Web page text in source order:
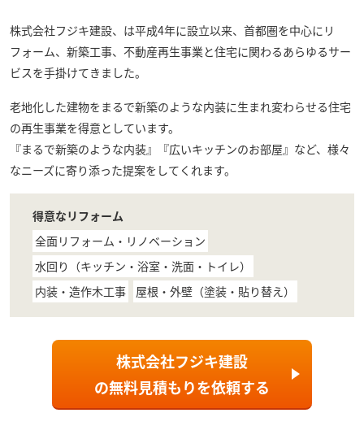
株式会社フジキ建設、は平成4年に設立以来、首都圏を中心にリ
フォーム、新築工事、不動産再生事業と住宅に関わるあらゆるサー
ビスを手掛けてきました。
老地化した建物をまるで新築のような内装に生まれ変わらせる住宅
の再生事業を得意としています。
『まるで新築のような内装』『広いキッチンのお部屋』など、様々
なニーズに寄り添った提案をしてくれます。
得意なリフォーム
全面リフォーム・リノベーション
水回り（キッチン・浴室・洗面・トイレ）
内装・造作木工事
屋根・外壁（塗装・貼り替え）
株式会社フジキ建設
の無料見積もりを依頼する